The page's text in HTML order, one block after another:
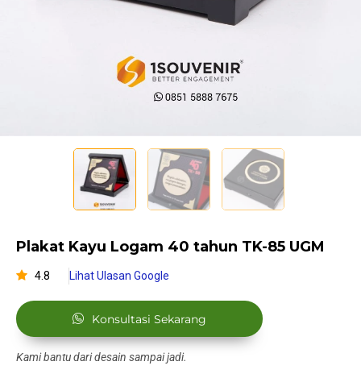
Plakat Kayu Logam 40 tahun TK-85 UGM
4.8 Lihat Ulasan Google
Konsultasi Sekarang
Kami bantu dari desain sampai jadi.